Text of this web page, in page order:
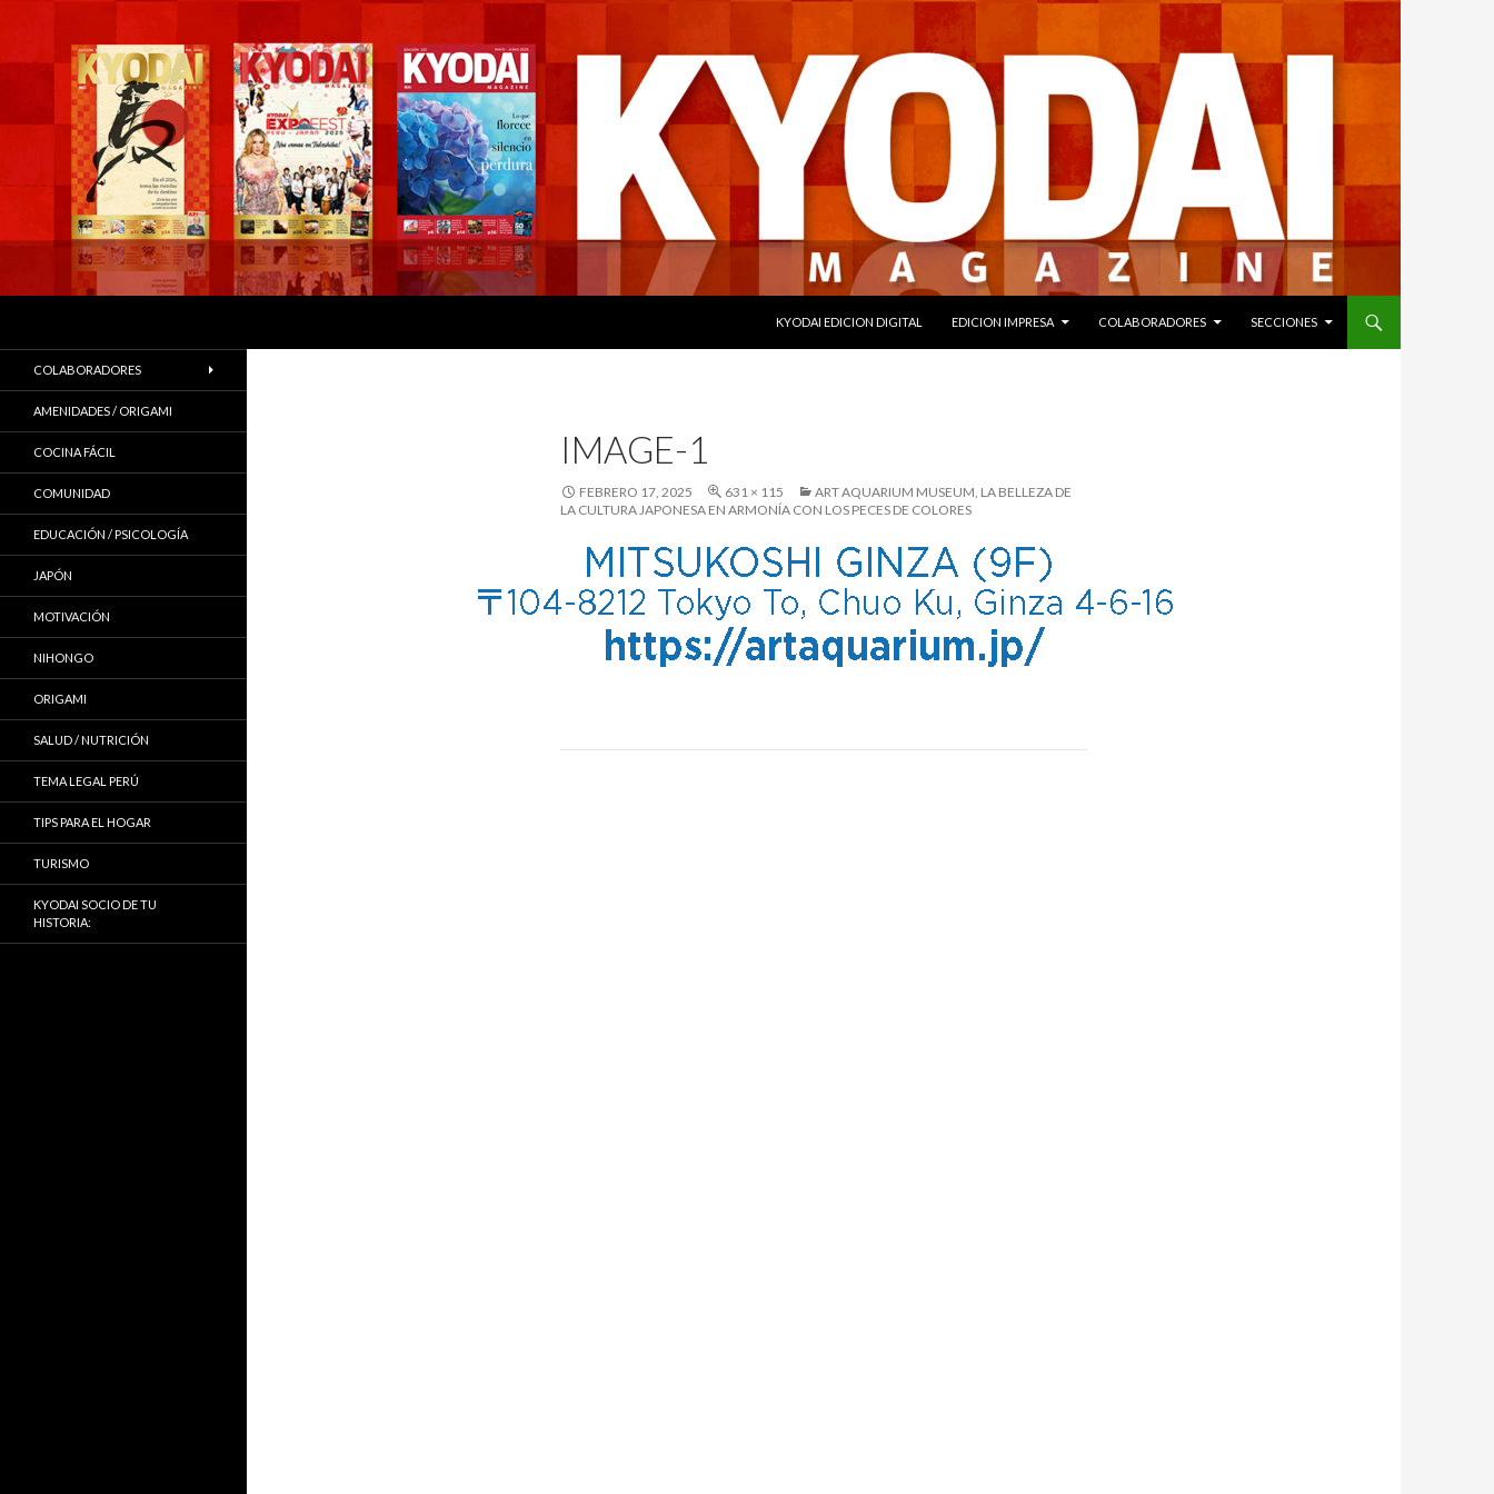
KYODAI EDICION DIGITAL
EDICION IMPRESA COLABORADORES SECCIONES
IMAGE-1
FEBRERO 17, 2025 631 × 115
ART AQUARIUM MUSEUM, LA BELLEZA DE
LA CULTURA JAPONESA EN ARMONÍA CON LOS PECES DE COLORES
COLABORADORES
AMENIDADES / ORIGAMI
COCINA FÁCIL
COMUNIDAD
EDUCACIÓN / PSICOLOGÍA
JAPÓN
MOTIVACIÓN
NIHONGO
ORIGAMI
SALUD / NUTRICIÓN
TEMA LEGAL PERÚ
TIPS PARA EL HOGAR
TURISMO
KYODAI SOCIO DE TU
HISTORIA: